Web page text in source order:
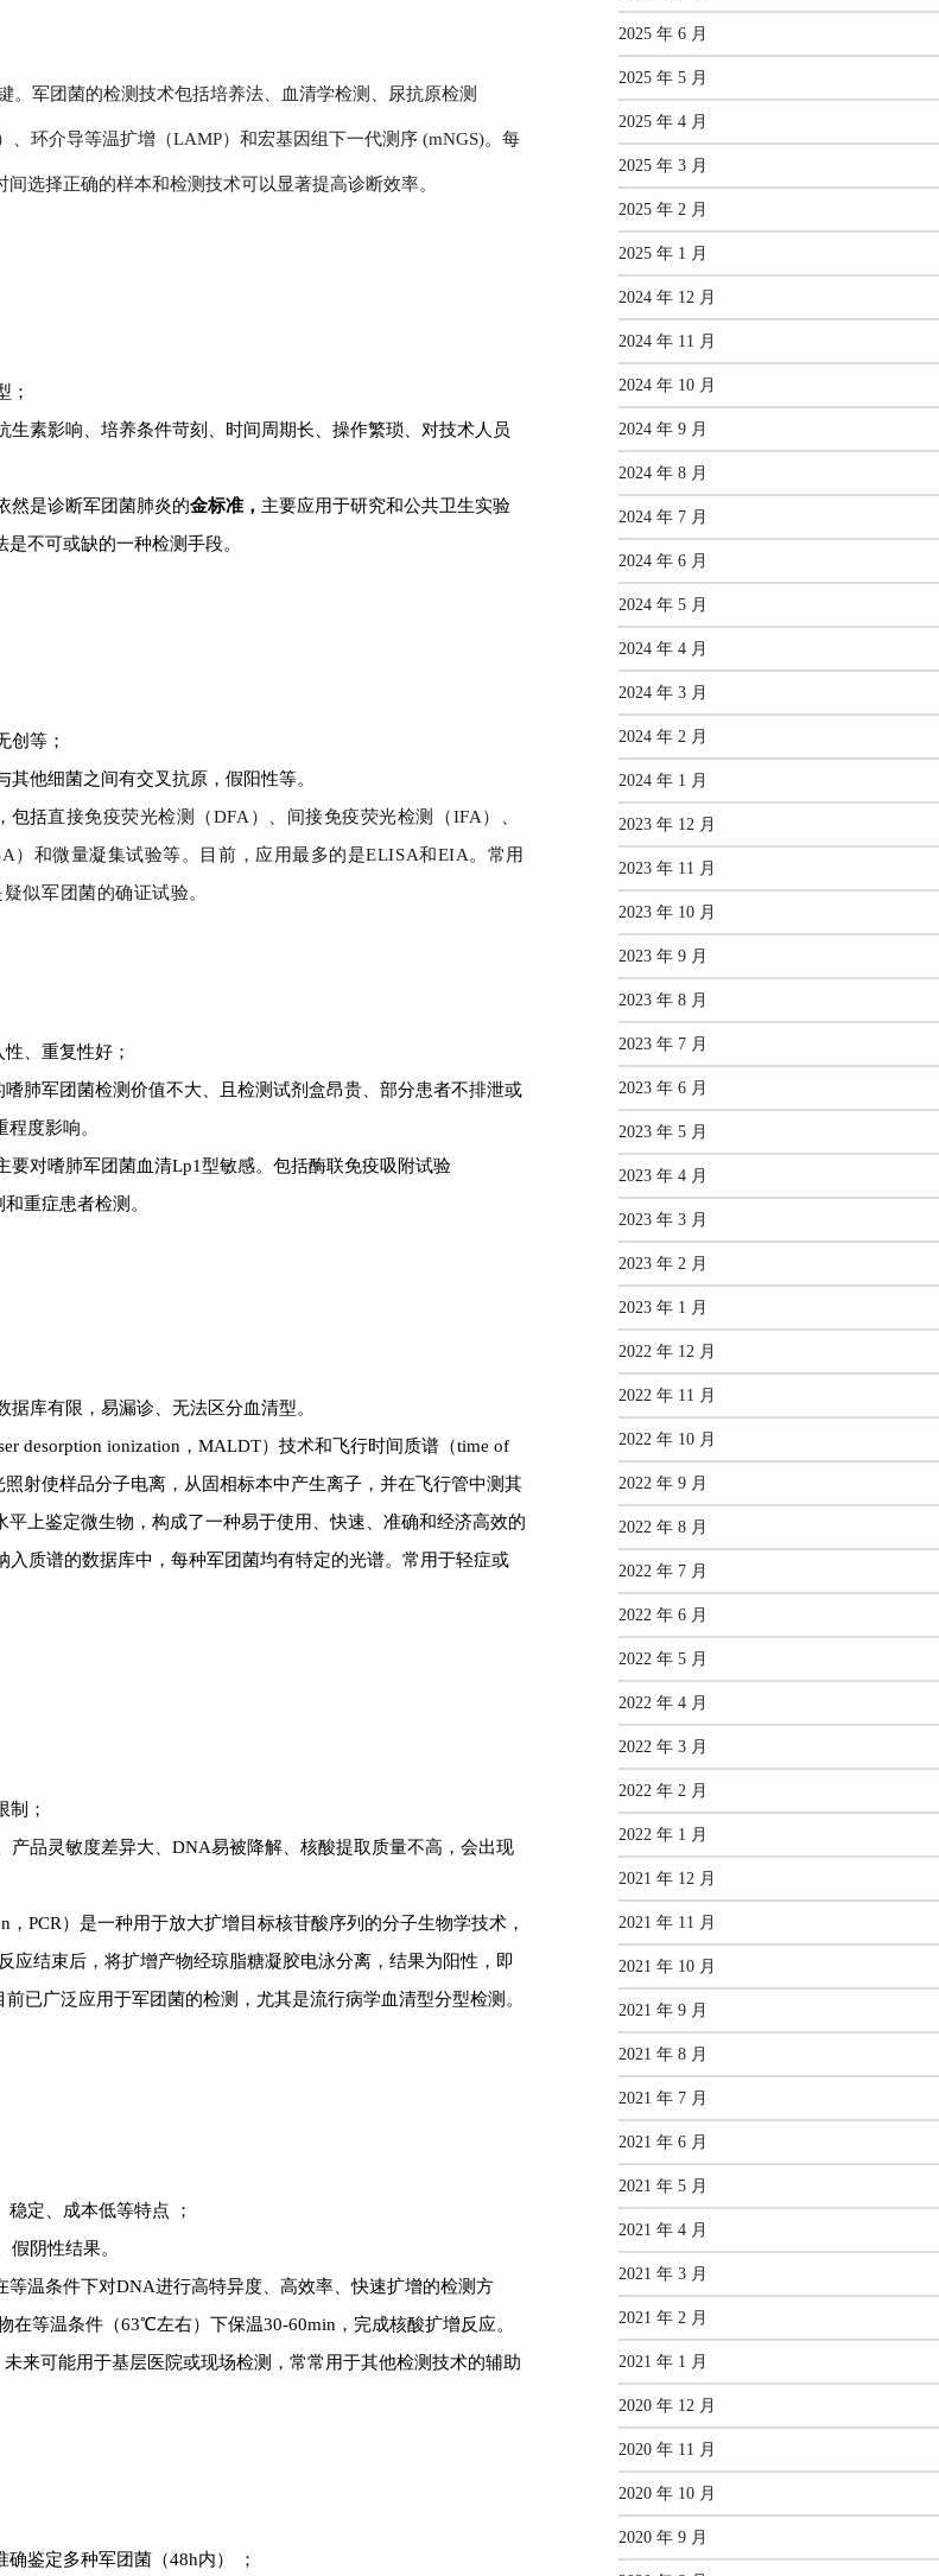
。军团菌的检测技术包括培养法、血清学检测、尿抗原检测
、环介导等温扩增（LAMP）和宏基因组下一代测序 (mNGS)。 每
间选择正确的样本和检测技术可以显著提高诊断效率。
；
生素影响、 培养条件苛刻、时间周期长、操作繁琐、对技术人员
然是诊断军团菌肺炎的金标准， 主要应用于研究和公共卫生实验
不可或缺的一种检测手段。
创等；
他细菌之间有交叉抗原，假阳性等。
包括直接免疫荧光检测（DFA）、间接免疫荧光检测（IFA）、
）和微量凝集试验等。目前， 应用最多的是ELISA和EIA。常用
似军团菌的确证试验。
、重复性好；
肺军团菌检测价值不大、且检测试剂盒昂贵、部分患者不排泄或
度影响。
要对嗜肺军团菌血清Lp1型敏感。包括酶联免疫吸附试验
重症患者检测。
库有限，易漏诊、无法区分血清型。
desorption ionization，MALDT） 技术和飞行时间质谱（time of
照射使样品分子电离，从固相标本中产生离子，并在飞行管中测其
平上鉴定微生物，构成了一种易于使用、快速、准确和经济高效的
质谱的数据库中，每种军团菌均有特定的光谱。常用于轻症或
制；
品灵敏度差异大、DNA易被降解、 核酸提取质量不高，会出现
，PCR）是一种用于放大扩增目标核苷酸序列的分子生物学技术，
应结束后，将扩增产物经琼脂糖凝胶电泳分离，结果为阳性，即
已广泛应用于军团菌的检测，尤其是流行病学血清型分型检测。
稳定、成本低等特点 ；
假阴性结果。
等温条件下对DNA进行高特异度、高效率、快速扩增的检测方
在等温条件（63℃左右）下保温30-60min，完成核酸扩增反应。
来可能用于基层医院或现场检测，常常用于其他检测技术的辅助
确鉴定多种军团菌（48h内） ；
2025 年 6 月
2025 年 5 月
2025 年 4 月
2025 年 3 月
2025 年 2 月
2025 年 1 月
2024 年 12 月
2024 年 11 月
2024 年 10 月
2024 年 9 月
2024 年 8 月
2024 年 7 月
2024 年 6 月
2024 年 5 月
2024 年 4 月
2024 年 3 月
2024 年 2 月
2024 年 1 月
2023 年 12 月
2023 年 11 月
2023 年 10 月
2023 年 9 月
2023 年 8 月
2023 年 7 月
2023 年 6 月
2023 年 5 月
2023 年 4 月
2023 年 3 月
2023 年 2 月
2023 年 1 月
2022 年 12 月
2022 年 11 月
2022 年 10 月
2022 年 9 月
2022 年 8 月
2022 年 7 月
2022 年 6 月
2022 年 5 月
2022 年 4 月
2022 年 3 月
2022 年 2 月
2022 年 1 月
2021 年 12 月
2021 年 11 月
2021 年 10 月
2021 年 9 月
2021 年 8 月
2021 年 7 月
2021 年 6 月
2021 年 5 月
2021 年 4 月
2021 年 3 月
2021 年 2 月
2021 年 1 月
2020 年 12 月
2020 年 11 月
2020 年 10 月
2020 年 9 月